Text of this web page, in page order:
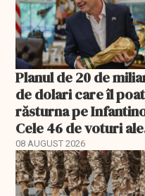
Planul de 20 de
de dolari care îl
răsturna pe
Cele 46 de voturi ale
Asiei decid viitorul
08 AUGUST 2026